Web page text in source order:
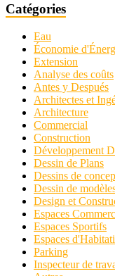
Catégories
Eau
Économie
Extension
Analyse des coûts
Antes y Después
Architectes et
Architecture
Commercial
Construction
Développement
Dessin de Plans
Dessins de
Dessin de
Design et
Espaces
Espaces Sportifs
Espaces
Parking
Inspecteur de